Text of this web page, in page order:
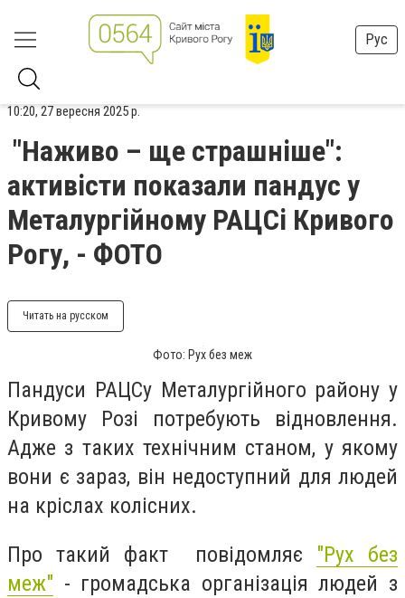
Рус
10:20, 27 вересня 2025 р.
"Наживо – ще страшніше":
активісти показали пандус у
Металургійному РАЦСі Кривого
Рогу, - ФОТО
Читать на русском
Фото: Рух без меж
Пандуси РАЦСу Металургійного району у
Кривому Розі потребують відновлення.
Адже з таких технічним станом, у якому
вони є зараз, він недоступний для людей
на кріслах колісних.
Про такий факт повідомляє "Рух без
меж" - громадська організація людей з